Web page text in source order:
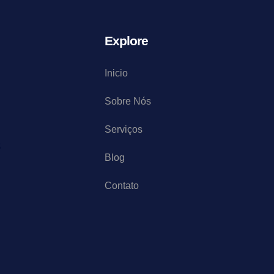
Explore
Inicio
Sobre Nós
Serviços
Blog
Contato